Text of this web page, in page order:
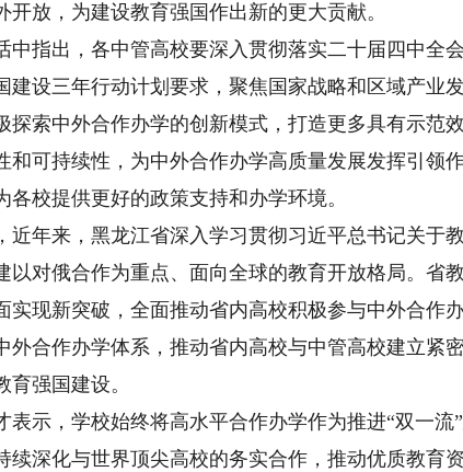
开放，为建设教育强国作出新的更大贡献。
指出，各中管高校要深入贯彻落实二十届四中全
建设三年行动计划要求，聚焦国家战略和区域产业
探索中外合作办学的创新模式，打造更多具有示范
和可持续性，为中外合作办学高质量发展发挥引领
各校提供更好的政策支持和办学环境。
年来，黑龙江省深入学习贯彻习近平总书记关于
以对俄合作为重点、面向全球的教育开放格局。省
实现新突破，全面推动省内高校积极参与中外合作
外合作办学体系，推动省内高校与中管高校建立紧
育强国建设。
示，学校始终将高水平合作办学作为推进“双一流
续深化与世界顶尖高校的务实合作，推动优质教育